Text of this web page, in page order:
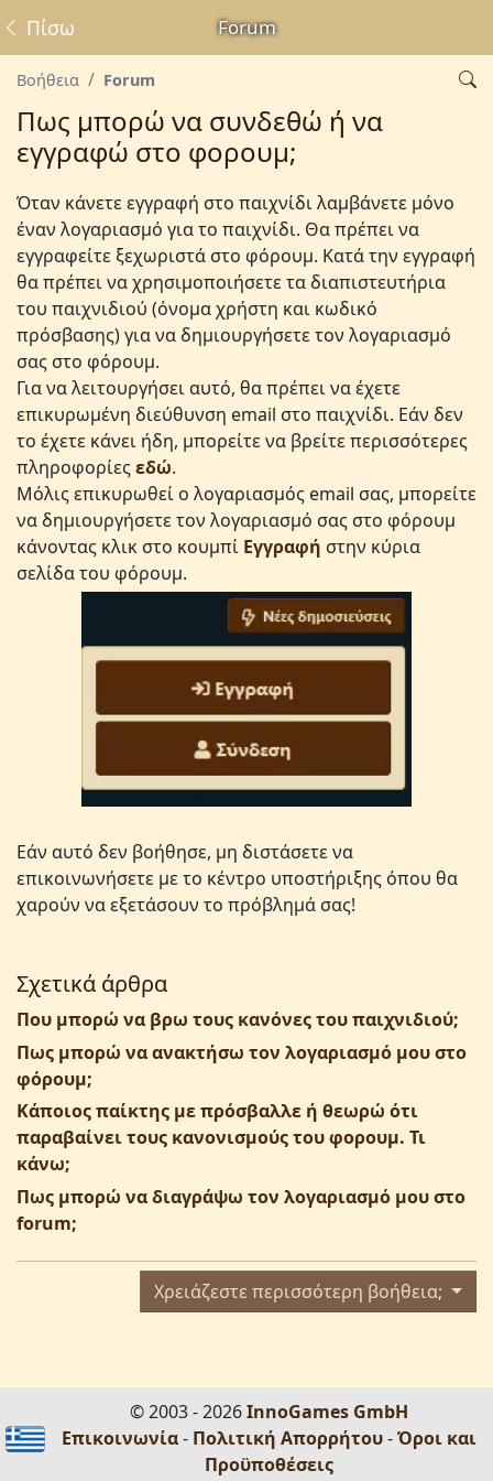
Forum
Πίσω
Βοήθεια Forum
Πως μπορώ να συνδεθώ ή να
εγγραφώ στο φορουμ;
Όταν κάνετε εγγραφή στο παιχνίδι λαμβάνετε μόνο
έναν λογαριασμό για το παιχνίδι. Θα πρέπει να
εγγραφείτε ξεχωριστά στο φόρουμ. Κατά την εγγραφή
θα πρέπει να χρησιμοποιήσετε τα διαπιστευτήρια
του παιχνιδιού (όνομα χρήστη και κωδικό
πρόσβασης) για να δημιουργήσετε τον λογαριασμό
σας στο φόρουμ.
Για να λειτουργήσει αυτό, θα πρέπει να έχετε
επικυρωμένη διεύθυνση email στο παιχνίδι. Εάν δεν
το έχετε κάνει ήδη, μπορείτε να βρείτε περισσότερες
πληροφορίεςεδώ.
Μόλις επικυρωθεί ο λογαριασμός email σας, μπορείτε
να δημιουργήσετε τον λογαριασμό σας στο φόρουμ
κάνοντας κλικ στο κουμπί Εγγραφή στην κύρια
σελίδα του φόρουμ.
Εάν αυτό δεν βοήθησε, μη διστάσετε να
επικοινωνήσετε με το κέντρο υποστήριξης όπου θα
χαρούν να εξετάσουν το πρόβλημά σας!
Σχετικά άρθρα
Που μπορώ να βρω τους κανόνες του παιχνιδιού;
Πως μπορώ να ανακτήσω τον λογαριασμό μου στο
φόρουμ;
Κάποιος παίκτης με πρόσβαλλε ή θεωρώ ότι
παραβαίνει τους κανονισμούς του φορουμ. Τι
κάνω;
Πως μπορώ να διαγράψω τον λογαριασμό μου στο
forum;
Χρειάζεστε περισσότερη βοήθεια;
© 2003 - 2026InnoGames GmbH
Επικοινωνία- Πολιτική Απορρήτου-Όροι και
Προϋποθέσεις